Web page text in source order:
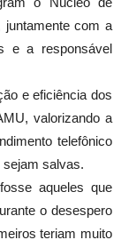
juntamente com a
e a responsável
e eficiência dos
valorizando a
telefônico
salvas.
aqueles que
o desespero
teriam muito